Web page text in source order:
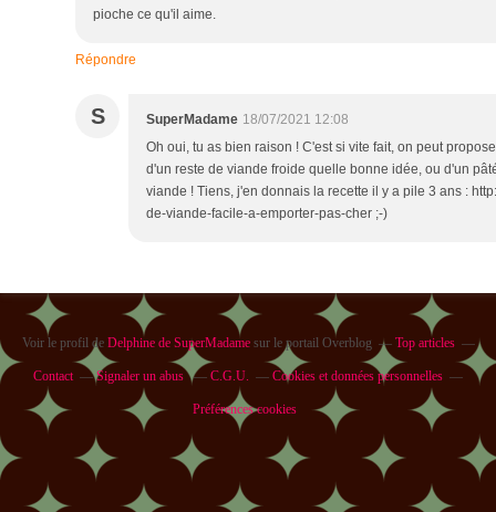
pioche ce qu'il aime.
Répondre
S SuperMadame 18/07/2021 12:08
Oh oui, tu as bien raison ! C'est si vite fait, on peut
d'un reste de viande froide quelle bonne idée, ou d'un
viande ! Tiens, j'en donnais la recette il y a pile 3 ans :
de-viande-facile-a-emporter-pas-cher ;-)
Voir le profil de Delphine de SuperMadamesur le portail Overblog Top articles
Contact Signaler un abus C.G.U. Cookies et données personnelles
Préférences cookies